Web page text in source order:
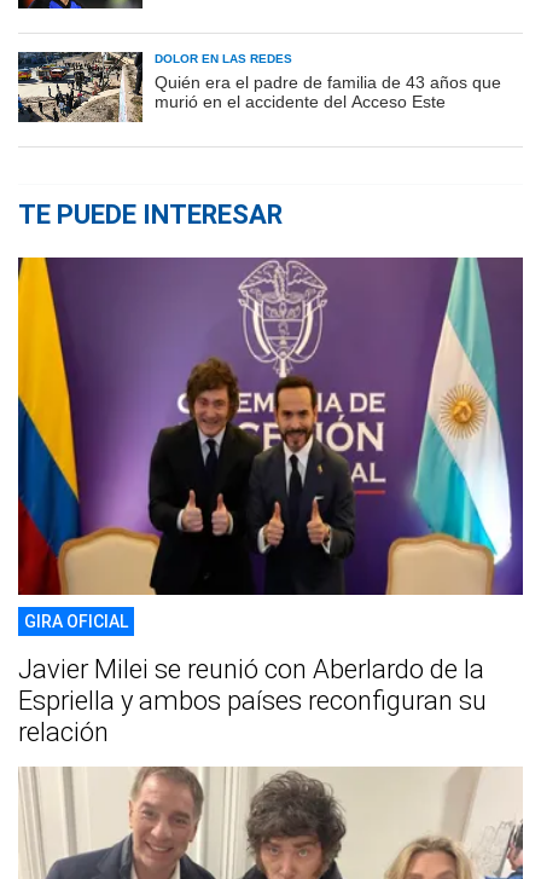
DOLOR EN LAS REDES
Quién era el padre de familia de 43 años que
murió en el accidente del Acceso Este
TE PUEDE INTERESAR
GIRA OFICIAL
Javier Milei se reunió con Aberlardo de la
Espriella y ambos países reconfiguran su
relación